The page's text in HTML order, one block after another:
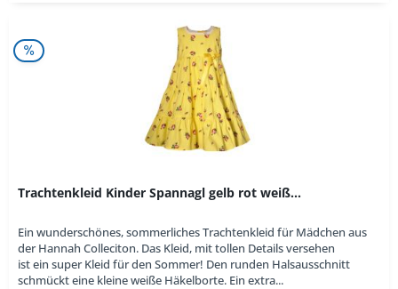
Trachtenkleid Kinder Spannagl gelb rot weiß...
Ein wunderschönes, sommerliches Trachtenkleid für Mädchen aus
der Hannah Colleciton. Das Kleid, mit tollen Details versehen
ist ein super Kleid für den Sommer! Den runden Halsausschnitt
schmückt eine kleine weiße Häkelborte. Ein extra...